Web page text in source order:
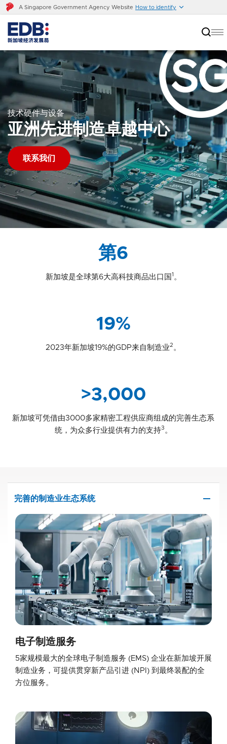
A Singapore Government Agency Website How to identify
技术硬件与设备
亚洲先进制造卓越中心
联系我们
第6
新加坡是全球第6大高科技商品出口国 1 。
19%
2023年新加坡19%的GDP来自制造业2。
>3,000
新加坡可凭借由3000多家精密工程供应商组成的完善生态系
统，为众多行业提供有力的支持3。
完善的制造业生态系统 remove
电子制造服务
5家规模最大的全球电子制造服务 (EMS) 企业在新加坡开展
制造业务，可提供贯穿新产品引进 (NPI) 到最终装配的全
方位服务。